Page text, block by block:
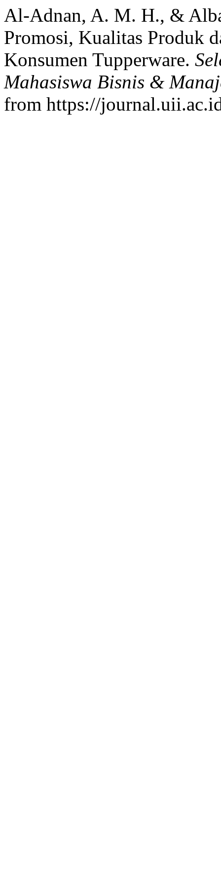
Al-Adnan, A. M. H., &
Promosi, Kualitas Produk
Konsumen Tupperware.
Mahasiswa Bisnis &
from https://